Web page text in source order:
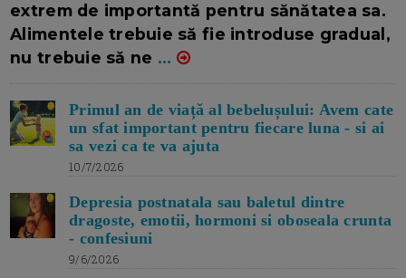
extrem de importantă pentru sănătatea sa.
Alimentele trebuie să fie introduse gradual,
nu trebuie să ne ...
Primul an de viață al bebelușului: Avem cate
un sfat important pentru fiecare luna - si ai
sa vezi ca te va ajuta
10/7/2026
Depresia postnatala sau baletul dintre
dragoste, emotii, hormoni si oboseala crunta
- confesiuni
9/6/2026